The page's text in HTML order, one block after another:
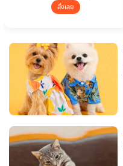
สั่งเลย